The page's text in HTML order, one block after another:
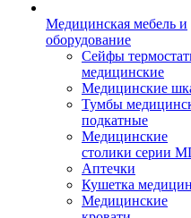
Медицинская мебель и
оборудование
Сейфы
медицинские
Медицинские
Тумбы
подкатные
Медицинские
столики серии
Аптечки
Кушетка
Медицинские